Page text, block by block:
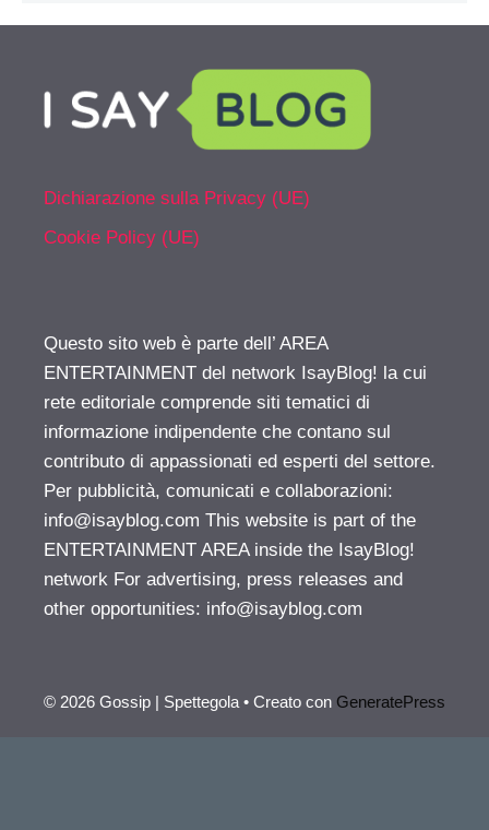
Dichiarazione sulla Privacy (UE)
Cookie Policy (UE)
Questo sito web è parte dell’ AREA
ENTERTAINMENT del network IsayBlog! la cui
rete editoriale comprende siti tematici di
informazione indipendente che contano sul
contributo di appassionati ed esperti del settore.
Per pubblicità, comunicati e collaborazioni:
info@isayblog.com This website is part of the
ENTERTAINMENT AREA inside the IsayBlog!
network For advertising, press releases and
other opportunities: info@isayblog.com
© 2026 Gossip | Spettegola • Creato con GeneratePress